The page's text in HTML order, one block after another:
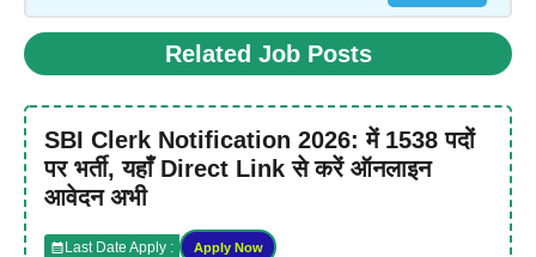
Related Job Posts
SBI Clerk Notification 2026: में 1538 पदों
पर भर्ती, यहाँ Direct Link से करें ऑनलाइन
आवेदन अभी
Last Date Apply : Apply Now